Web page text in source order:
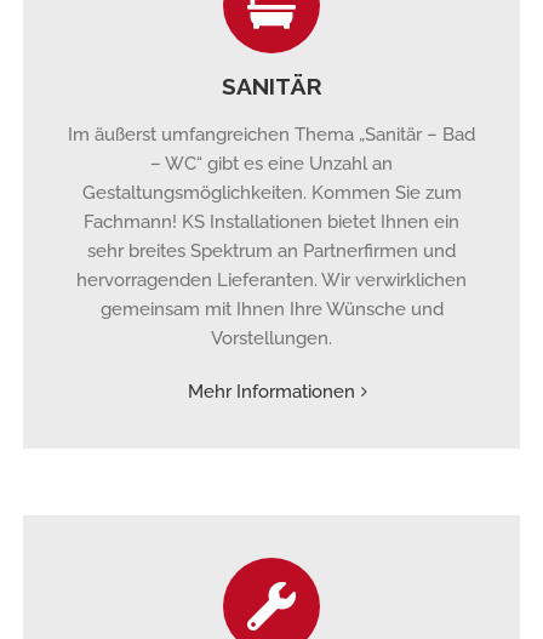
SANITÄR
Im äußerst umfangreichen Thema „Sanitär – Bad
– WC“ gibt es eine Unzahl an
Gestaltungsmöglichkeiten. Kommen Sie zum
Fachmann! KS Installationen bietet Ihnen ein
sehr breites Spektrum an Partnerfirmen und
hervorragenden Lieferanten. Wir verwirklichen
gemeinsam mit Ihnen Ihre Wünsche und
Vorstellungen.
Mehr Informationen